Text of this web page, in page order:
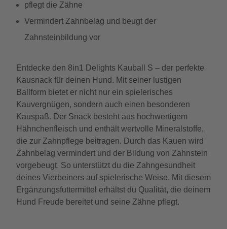
pflegt die Zähne
Vermindert Zahnbelag und beugt der
Zahnsteinbildung vor
Entdecke den 8in1 Delights Kauball S – der perfekte
Kausnack für deinen Hund. Mit seiner lustigen
Ballform bietet er nicht nur ein spielerisches
Kauvergnügen, sondern auch einen besonderen
Kauspaß. Der Snack besteht aus hochwertigem
Hähnchenfleisch und enthält wertvolle Mineralstoffe,
die zur Zahnpflege beitragen. Durch das Kauen wird
Zahnbelag vermindert und der Bildung von Zahnstein
vorgebeugt. So unterstützt du die Zahngesundheit
deines Vierbeiners auf spielerische Weise. Mit diesem
Ergänzungsfuttermittel erhältst du Qualität, die deinem
Hund Freude bereitet und seine Zähne pflegt.